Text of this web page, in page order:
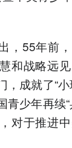
55年前，
和战略远
，成就了“
青少年再续
对于推进